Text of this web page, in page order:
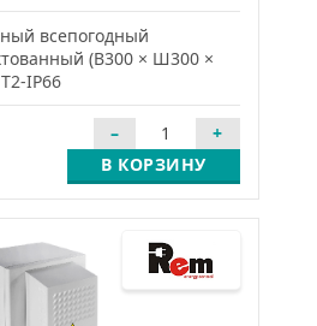
всепогодный
(В300 × Ш300 ×
IP66
В КОРЗИНУ